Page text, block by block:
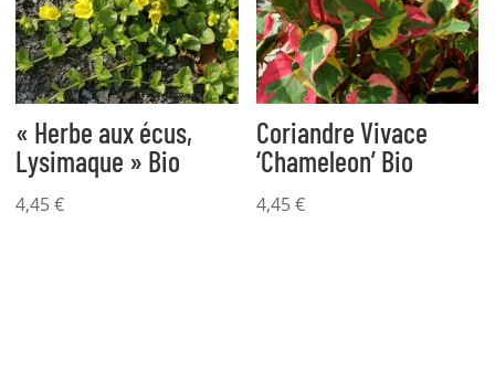
« Herbe aux écus,
Lysimaque » Bio
4,45€
Coriandre Vivace
‘Chameleon’ Bio
4,45€